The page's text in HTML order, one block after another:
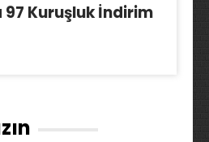
Kuruşluk İndirim